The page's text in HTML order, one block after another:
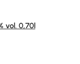
5 Sternen
vol. 0,70l